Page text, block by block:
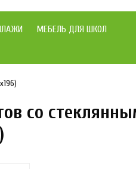
МЕБЕЛЬ ДЛЯ ШКОЛ
под заказ
со